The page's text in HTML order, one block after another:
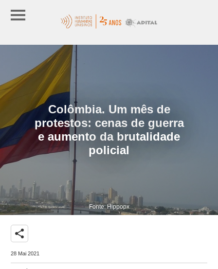
Colômbia. Um mês de
protestos: cenas de guerra
e aumento da brutalidade
policial
Fonte: Hippopx
share
28 Mai 2021